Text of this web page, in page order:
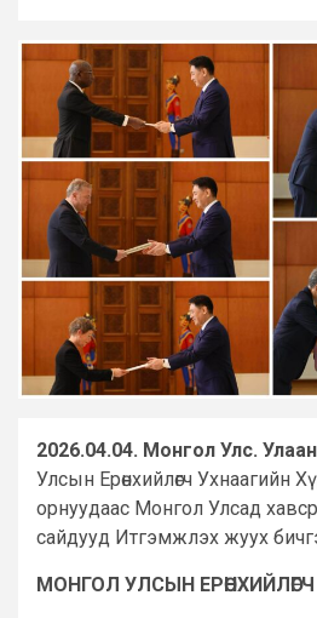
2026.04.04. Монгол Улс.
Улсын Ерөнхийлөгч Ухнаагийн
орнуудаас Монгол Улсад
сайдууд Итгэмжлэх жуух
МОНГОЛ УЛСЫН